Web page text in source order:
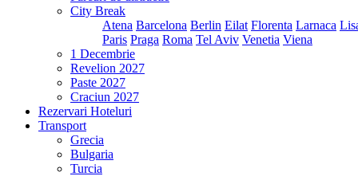
City Break
Atena Barcelona Berlin Eilat Florenta Larnaca
Paris Praga Roma Tel Aviv Venetia Viena
1 Decembrie
Revelion 2027
Paste 2027
Craciun 2027
Rezervari Hoteluri
Transport
Grecia
Bulgaria
Turcia